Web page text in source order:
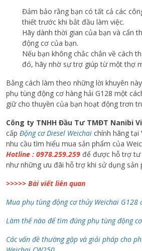
Đảm bảo rằng bạn có tất cả các
thiết trước khi bắt đầu làm việc.
Hãy dành thời gian của bạn và cẩn
động cơ của bạn.
Nếu bạn không chắc chắn về cách
đó, hãy nhờ sự trợ giúp từ một thợ
Bằng cách làm theo những lời khuyên
phụ tùng động cơ hàng hải G128 một
giữ cho thuyền của bạn hoạt động trơn
Công ty TNHH Đầu Tư TMĐT Nanibi
cấp Động cơ Diesel Weichai chính hãng tại
nhu cầu tìm hiểu mua sản phẩm của
Hotline : 0978.259.259 để được hỗ trợ tư
như những ưu đãi hỗ trợ khi sử dụng sản
>>>>> Bài viết liên quan
Mua phụ tùng động cơ thủy Weichai G128
Làm thế nào để tìm đúng phụ tùng động
Các vấn đề thường gặp và giải pháp cho